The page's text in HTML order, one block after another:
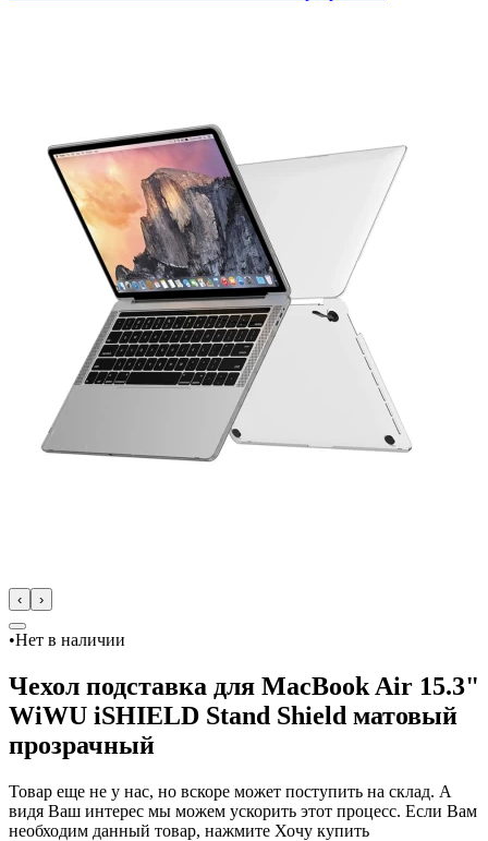
‹ ›
•Нет в наличии
Чехол подставка для MacBook Air 15.3"
WiWU iSHIELD Stand Shield матовый
прозрачный
Товар еще не у нас, но вскоре может поступить на склад. А
видя Ваш интерес мы можем ускорить этот процесс. Если Вам
необходим данный товар, нажмите Хочу купить